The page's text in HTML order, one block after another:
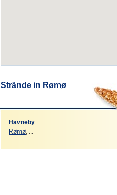
Strände in Rømø
Havneby
Rømø, ...